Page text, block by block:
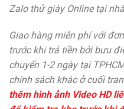
Zalo thử giày Online tại nhà
Giao hàng miễn phí với
trước khi trả tiền bởi bưu
chuyển 1-2 ngày tại
chính sách khác ở cuối
thêm hình ảnh Video HD